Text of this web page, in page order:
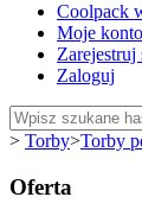
Coolpack
Moje konto
Zarejestruj
Zaloguj
> Torby>Torby
Oferta